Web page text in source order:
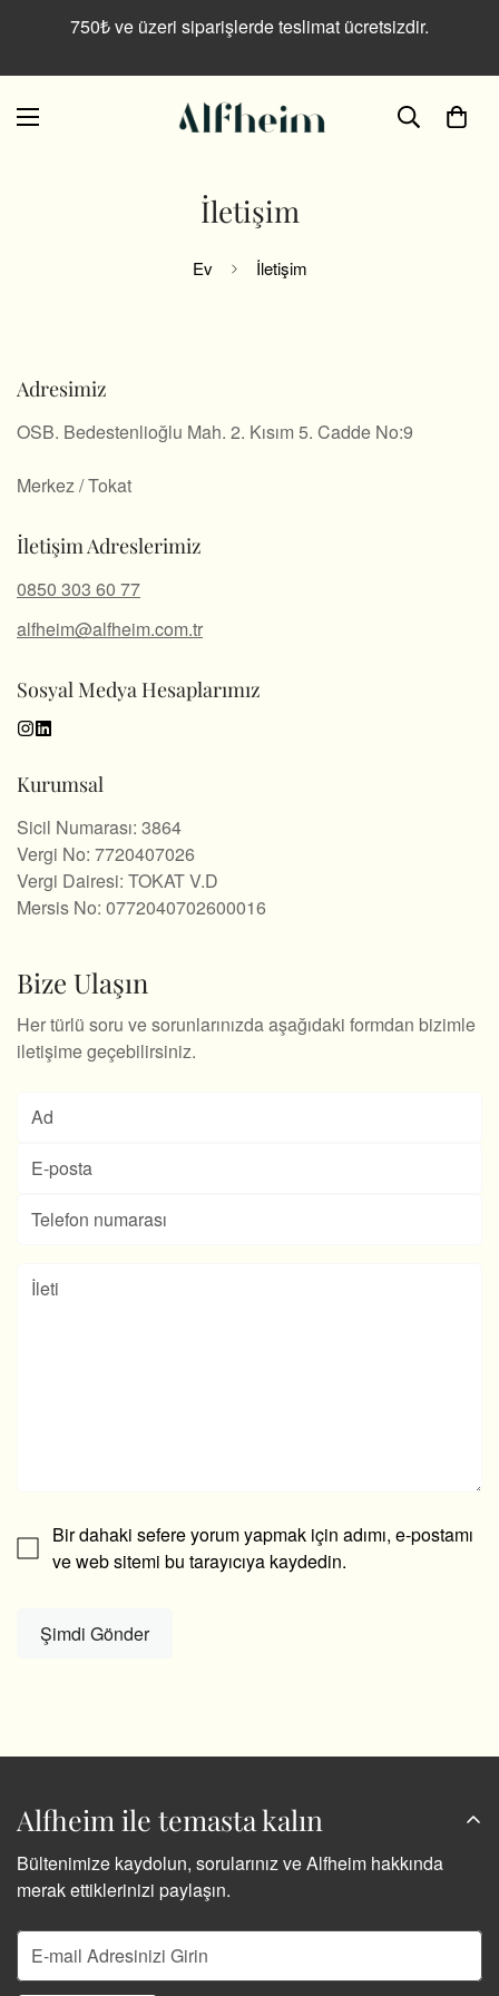
750₺ ve üzeri siparişlerde teslimat ücretsizdir.
İletişim
Ev İletişim
Bize Ulaşın
Her türlü soru ve sorunlarınızda aşağıdaki formdan bizimle
iletişime geçebilirsiniz.
Bir dahaki sefere yorum yapmak için adımı, e-postamı
ve web sitemi bu tarayıcıya kaydedin.
Şimdi Gönder
Adresimiz
OSB. Bedestenlioğlu Mah. 2. Kısım 5. Cadde No:9
Merkez / Tokat
İletişim Adreslerimiz
0850 303 60 77
alfheim@alfheim.com.tr
Sosyal Medya Hesaplarımız
Kurumsal
Sicil Numarası: 3864
Vergi No: 7720407026
Vergi Dairesi: TOKAT V.D
Mersis No: 0772040702600016
Alfheim ile temasta kalın
Bültenimize kaydolun, sorularınız ve Alfheim hakkında
merak ettiklerinizi paylaşın.